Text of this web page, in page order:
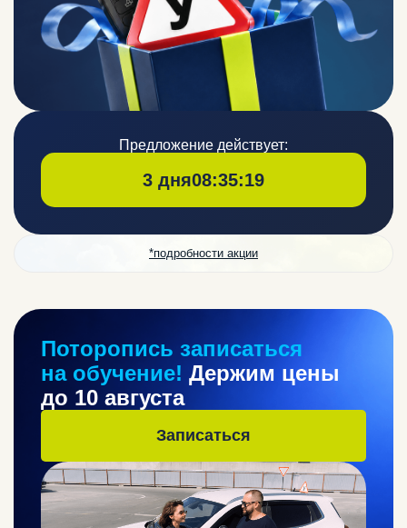
*подробности акции
Предложение действует:
3 дня08:35:16
Поторопись записаться
на обучение! Держим цены
до 10 августа
Записаться